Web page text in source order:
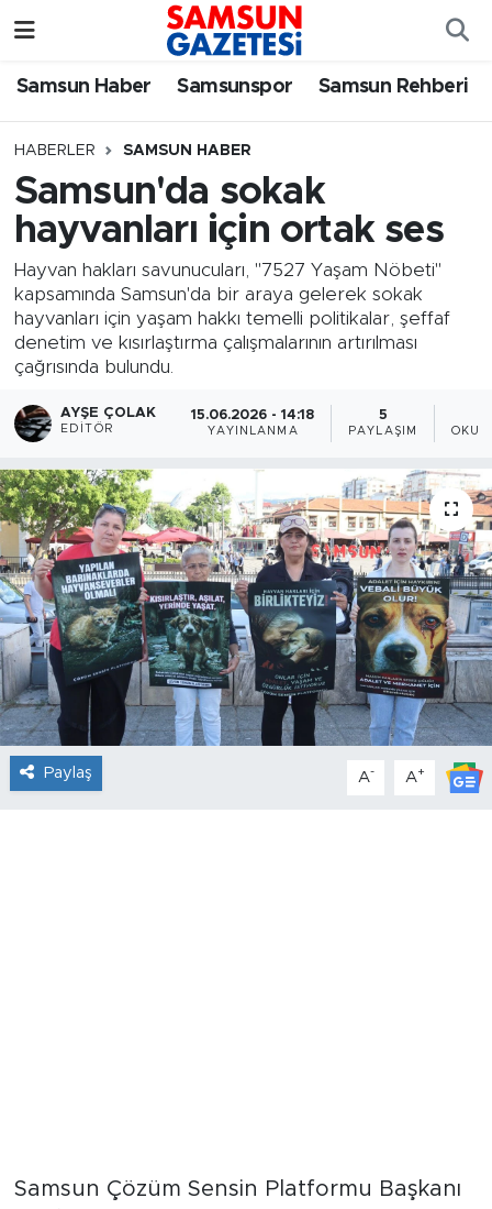
Samsun Haber Samsunspor Samsun Rehberi
HABERLER SAMSUN HABER
Samsun'da sokak
hayvanları için ortak ses
Hayvan hakları savunucuları, "7527 Yaşam Nöbeti"
kapsamında Samsun'da bir araya gelerek sokak
hayvanları için yaşam hakkı temelli politikalar, şeffaf
denetim ve kısırlaştırma çalışmalarının artırılması
çağrısında bulundu.
AYŞE ÇOLAK
EDITÖR
15.06.2026 - 14:18
YAYINLANMA
5
PAYLAŞIM
Paylaş A- A+
Samsun Çözüm Sensin Platformu Başkanı
Samsun Haber
Samsun Rehberi
Resmi İlanlar
Samsun Nöbetçi Eczaneler
SAMSUN Namaz Vakitleri
Samsun Trafik Yoğunluk Haritası
Süper Lig Puan Durumu ve Fikstür
Tüm Manşetler
Son Dakika Haberleri
Haber Arşivi